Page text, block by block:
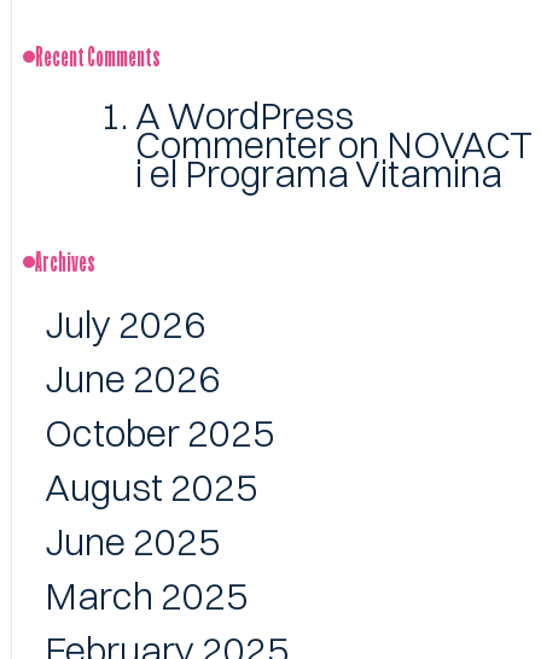
Recent Comments
A WordPress
Commenteron NOVACT
i el Programa Vitamina
Archives
July 2026
June 2026
October 2025
August 2025
June 2025
March 2025